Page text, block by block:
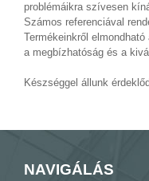
problémáikra szívesen
Számos referenciával
Termékeinkről
a megbízhatóság és a
Készséggel állunk
NAVIGÁLÁS